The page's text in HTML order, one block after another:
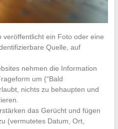
veröffentlicht ein Foto oder eine
Quelle, auf
nehmen die Information
um (“Bald
nichts zu behaupten und
das Gerücht und fügen
(vermutetes Datum, Ort,